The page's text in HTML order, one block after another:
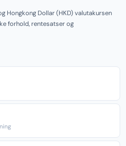
Hongkong Dollar (HKD) valutakursen
forhold, rentesatser og